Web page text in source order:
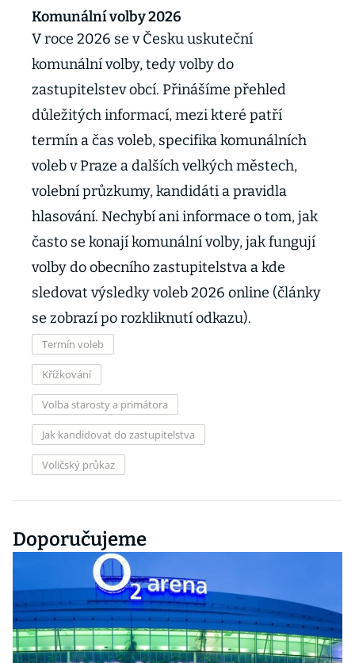
Komunální volby 2026
V roce 2026 se v Česku uskuteční
komunální volby, tedy volby do
zastupitelstev obcí. Přinášíme přehled
důležitých informací, mezi které patří
termín a čas voleb, specifika komunálních
voleb v Praze a dalších velkých městech,
volební průzkumy, kandidáti a pravidla
hlasování. Nechybí ani informace o tom, jak
často se konají komunální volby, jak fungují
volby do obecního zastupitelstva a kde
sledovat výsledky voleb 2026 online (články
se zobrazí po rozkliknutí odkazu).
Termín voleb
Křížkování
Volba starosty a primátora
Jak kandidovat do zastupitelstva
Voličský průkaz
Doporučujeme